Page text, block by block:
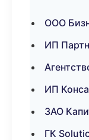
ООО
ИП
ИП
ЗАО
ГК